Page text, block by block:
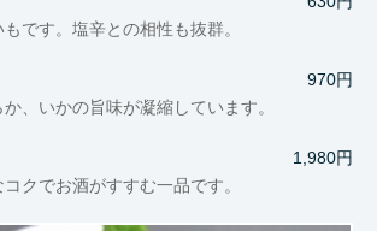
です。塩辛との相性も抜群。
970円
、いかの旨味が凝縮しています。
1,980円
クでお酒がすすむ一品です。